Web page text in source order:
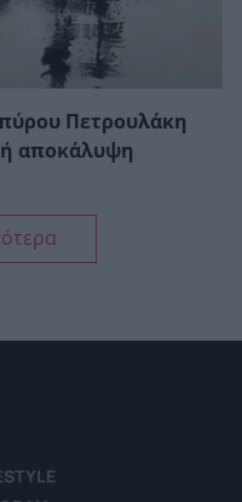
Πετρουλάκη
αποκάλυψη